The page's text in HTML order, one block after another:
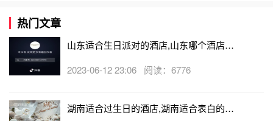
热门文章
山东适合生日派对的酒店,山东哪个酒店有
2023-06-12 23:06 阅读：6776
湖南适合过生日的酒店,湖南适合表白的酒